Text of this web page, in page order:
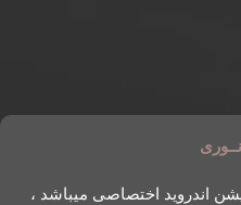
اندروید اختصاصی میباشد ،